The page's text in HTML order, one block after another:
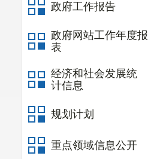
政府工作报告
政府网站工作年度报
表
经济和社会发展统
计信息
规划计划
重点领域信息公开